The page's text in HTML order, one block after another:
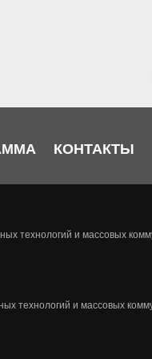
КОНТАКТЫ
технологий и массовых
технологий и массовых